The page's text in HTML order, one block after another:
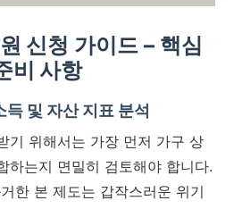
신청 가이드 – 핵심
비 사항
및 자산 지표 분석
기 위해서는 가장 먼저 가구 상
하는지 면밀히 검토해야 합니다.
한 본 제도는 갑작스러운 위기